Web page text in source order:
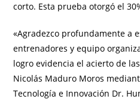
corto. Esta prueba otorgó el
«Agradezco profundamente a
entrenadores y equipo
logro evidencia el acierto de
Nicolás Maduro Moros
Tecnología e Innovación Dr.